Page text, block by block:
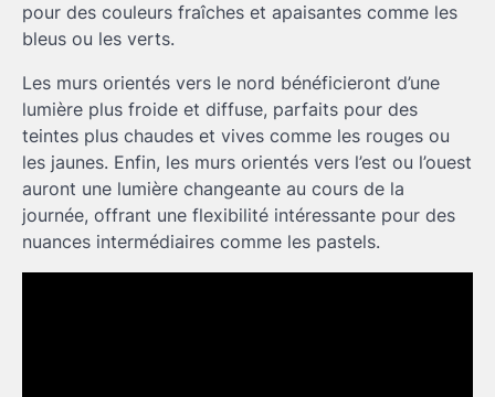
pour des couleurs fraîches et apaisantes comme les
bleus ou les verts.
Les murs orientés vers le nord bénéficieront d’une
lumière plus froide et diffuse, parfaits pour des
teintes plus chaudes et vives comme les rouges ou
les jaunes. Enfin, les murs orientés vers l’est ou l’ouest
auront une lumière changeante au cours de la
journée, offrant une flexibilité intéressante pour des
nuances intermédiaires comme les pastels.